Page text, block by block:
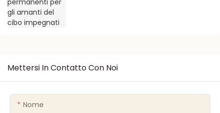
Mettersi In Contatto Con Noi
Nome